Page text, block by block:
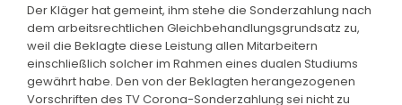
Der Kläger hat gemeint, ihm stehe die Sonderzahlung nach
dem arbeitsrechtlichen Gleichbehandlungsgrundsatz zu,
weil die Beklagte diese Leistung allen Mitarbeitern
einschließlich solcher im Rahmen eines dualen Studiums
gewährt habe. Den von der Beklagten herangezogenen
Vorschriften des TV Corona-Sonderzahlung sei nicht zu